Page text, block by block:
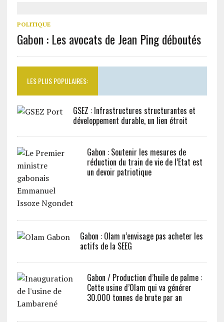
POLITIQUE
Gabon : Les avocats de Jean Ping déboutés
LES PLUS POPULAIRES:
GSEZ : Infrastructures structurantes et
développement durable, un lien étroit
Gabon : Soutenir les mesures de
réduction du train de vie de l’Etat est
un devoir patriotique
Gabon : Olam n’envisage pas acheter les
actifs de la SEEG
Gabon / Production d’huile de palme :
Cette usine d’Olam qui va générer
30.000 tonnes de brute par an